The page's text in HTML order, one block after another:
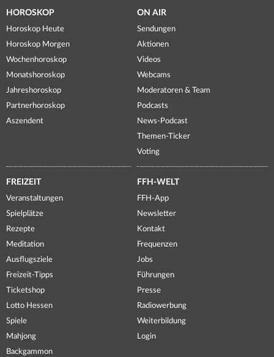
HOROSKOP
Horoskop Heute
Horoskop Morgen
Wochenhoroskop
Monatshoroskop
Jahreshoroskop
Partnerhoroskop
Aszendent
ON AIR
Sendungen
Aktionen
Videos
Webcams
Moderatoren & Team
Podcasts
News-Podcast
Themen-Ticker
Voting
FREIZEIT
Veranstaltungen
Spielplätze
Rezepte
Meditation
Ausflugsziele
Freizeit-Tipps
Ticketshop
Lotto Hessen
Spiele
Mahjong
Backgammon
FFH-WELT
FFH-App
Newsletter
Kontakt
Frequenzen
Jobs
Führungen
Presse
Radiowerbung
Weiterbildung
Login